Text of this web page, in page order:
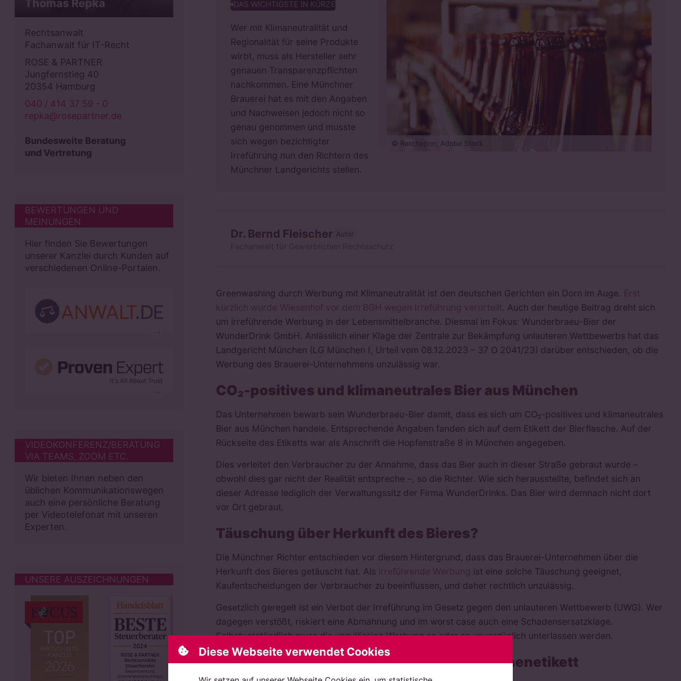
DAS WICHTIGSTE IN KÜRZE
© Ratchapon, Adobe Stock
Wer mit Klimaneutralität und
Regionalität für seine Produkte
wirbt, muss als Hersteller sehr
genauen Transparenzpflichten
nachkommen. Eine Münchner
Brauerei hat es mit den Angaben
und Nachweisen jedoch nicht so
genau genommen und musste
sich wegen bezichtigter
Irreführung nun den Richtern des
Münchner Landgerichts stellen.
Dr. Bernd Fleischer Autor
Greenwashing durch Werbung mit Klimaneutralität ist den deutschen Gerichten ein Dorn im Auge. Erst
kürzlich wurde Wiesenhof vor dem BGH wegen Irreführung verurteilt . Auch der heutige Beitrag dreht sich
um irreführende Werbung in der Lebensmittelbranche. Diesmal im Fokus: Wunderbraeu-Bier der
WunderDrink GmbH. Anlässlich einer Klage der Zentrale zur Bekämpfung unlauteren Wettbewerbs hat das
Landgericht München (LG München I, Urteil vom 08.12.2023 – 37 O 2041/23) darüber entschieden, ob die
Werbung des Brauerei-Unternehmens unzulässig war.
CO₂-positives und klimaneutrales Bier aus München
Das Unternehmen bewarb sein Wunderbraeu-Bier damit, dass es sich um CO₂-positives und klimaneutrales
Bier aus München handele. Entsprechende Angaben fanden sich auf dem Etikett der Bierflasche. Auf der
Rückseite des Etiketts war als Anschrift die Hopfenstraße 8 in München angegeben.
Dies verleitet den Verbraucher zu der Annahme, dass das Bier auch in dieser Straße gebraut wurde –
obwohl dies gar nicht der Realität entspreche –, so die Richter. Wie sich herausstellte, befindet sich an
dieser Adresse lediglich der Verwaltungssitz der Firma WunderDrinks. Das Bier wird demnach nicht dort
vor Ort gebraut.
Täuschung über Herkunft des Bieres?
Die Münchner Richter entschieden vor diesem Hintergrund, dass das Brauerei-Unternehmen über die
Herkunft des Bieres getäuscht hat. Als irreführende Werbung ist eine solche Täuschung geeignet,
Kaufentscheidungen der Verbraucher zu beeinflussen, und daher rechtlich unzulässig.
Gesetzlich geregelt ist ein Verbot der Irreführung im Gesetz gegen den unlauteren Wettbewerb (UWG). Wer
dagegen verstößt, riskiert eine Abmahnung und im worst case auch eine Schadensersatzklage.
Selbstverständlich muss die unzulässige Werbung so oder so unverzüglich unterlassen werden.
BGH: Irreführende Angaben auf dem Flaschenetikett
Dr. Bernd Fleischer
Rechtsanwalt
Fachanwalt für Gewerblichen
Rechtsschutz
ROSE & PARTNER
Jungfernstieg 40
20354 Hamburg
040 / 414 37 59 - 0
Bundesweite Beratung
Thomas Repka
Rechtsanwalt
Fachanwalt für IT-Recht
ROSE & PARTNER
Jungfernstieg 40
20354 Hamburg
040 / 414 37 59 - 0
repka@rosepartner.de
Bundesweite Beratung
und Vertretung
BEWERTUNGEN UND
MEINUNGEN
Hier finden Sie Bewertungen
unserer Kanzlei durch Kunden auf
verschiedenen Online-Portalen.
VIDEOKONFERENZ/BERATUNG
VIA TEAMS, ZOOM ETC.
Wir bieten Ihnen neben den
üblichen Kommunikationswegen
auch eine persönliche Beratung
per Videotelefonat mit unseren
Experten.
UNSERE AUSZEICHNUNGEN
Diese Webseite verwendet Cookies